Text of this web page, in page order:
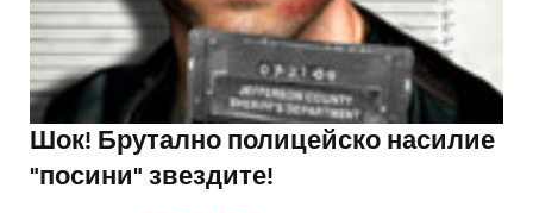
Шок! Брутално полицейско насилие
"посини" звездите!